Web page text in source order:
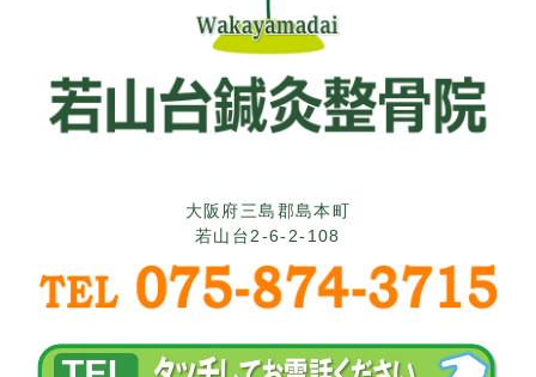
大阪府三島郡島本町
若山台2-6-2-108